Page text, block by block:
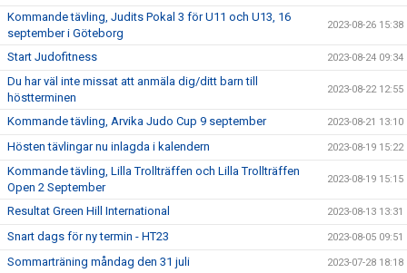
Kommande tävling, Judits Pokal 3 för U11 och U13, 16
september i Göteborg
2023-08-26 15:38
Start Judofitness 2023-08-24 09:34
Du har väl inte missat att anmäla dig/ditt barn till
höstterminen
2023-08-22 12:55
Kommande tävling, Arvika Judo Cup 9 september 2023-08-21 13:10
Hösten tävlingar nu inlagda i kalendern 2023-08-19 15:22
Kommande tävling, Lilla Trollträffen och Lilla Trollträffen
Open 2 September
2023-08-19 15:15
Resultat Green Hill International 2023-08-13 13:31
Snart dags för ny termin - HT23 2023-08-05 09:51
Sommarträning måndag den 31 juli 2023-07-28 18:18